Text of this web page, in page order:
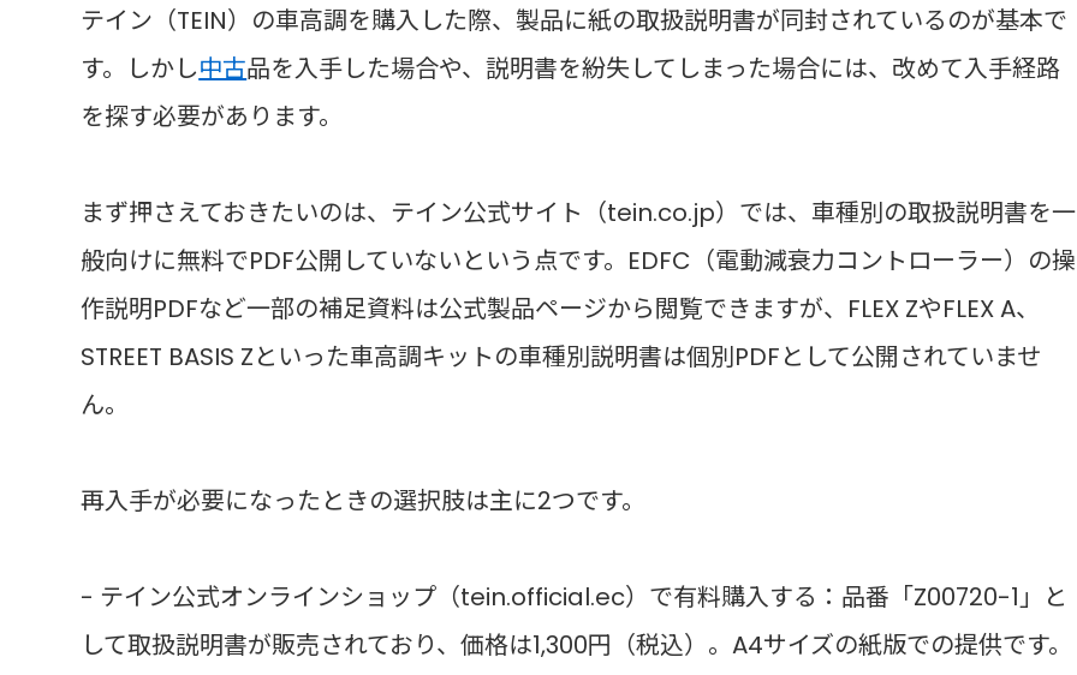
テイン（TEIN）の車高調を購入した際、製品に紙の取扱説明書が同封されているのが基本で
す。しかし中古品を入手した場合や、説明書を紛失してしまった場合には、改めて入手経路
を探す必要があります。
まず押さえておきたいのは、テイン公式サイト（tein.co.jp）では、車種別の取扱説明書を一
般向けに無料でPDF公開していないという点です。EDFC（電動減衰力コントローラー）の操
作説明PDFなど一部の補足資料は公式製品ページから閲覧できますが、FLEX ZやFLEX A、
STREET BASIS Zといった車高調キットの車種別説明書は個別PDFとして公開されていませ
ん。
再入手が必要になったときの選択肢は主に2つです。
- テイン公式オンラインショップ（tein.official.ec）で有料購入する：品番「Z00720-1」と
して取扱説明書が販売されており、価格は1,300円（税込）。A4サイズの紙版での提供です。